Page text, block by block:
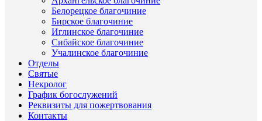
Белорецкое благочиние
Бирское благочиние
Иглинское благочиние
Сибайское благочиние
Учалинское благочиние
Отделы
Святые
Некролог
График богослужений
Реквизиты для пожертвования
Контакты